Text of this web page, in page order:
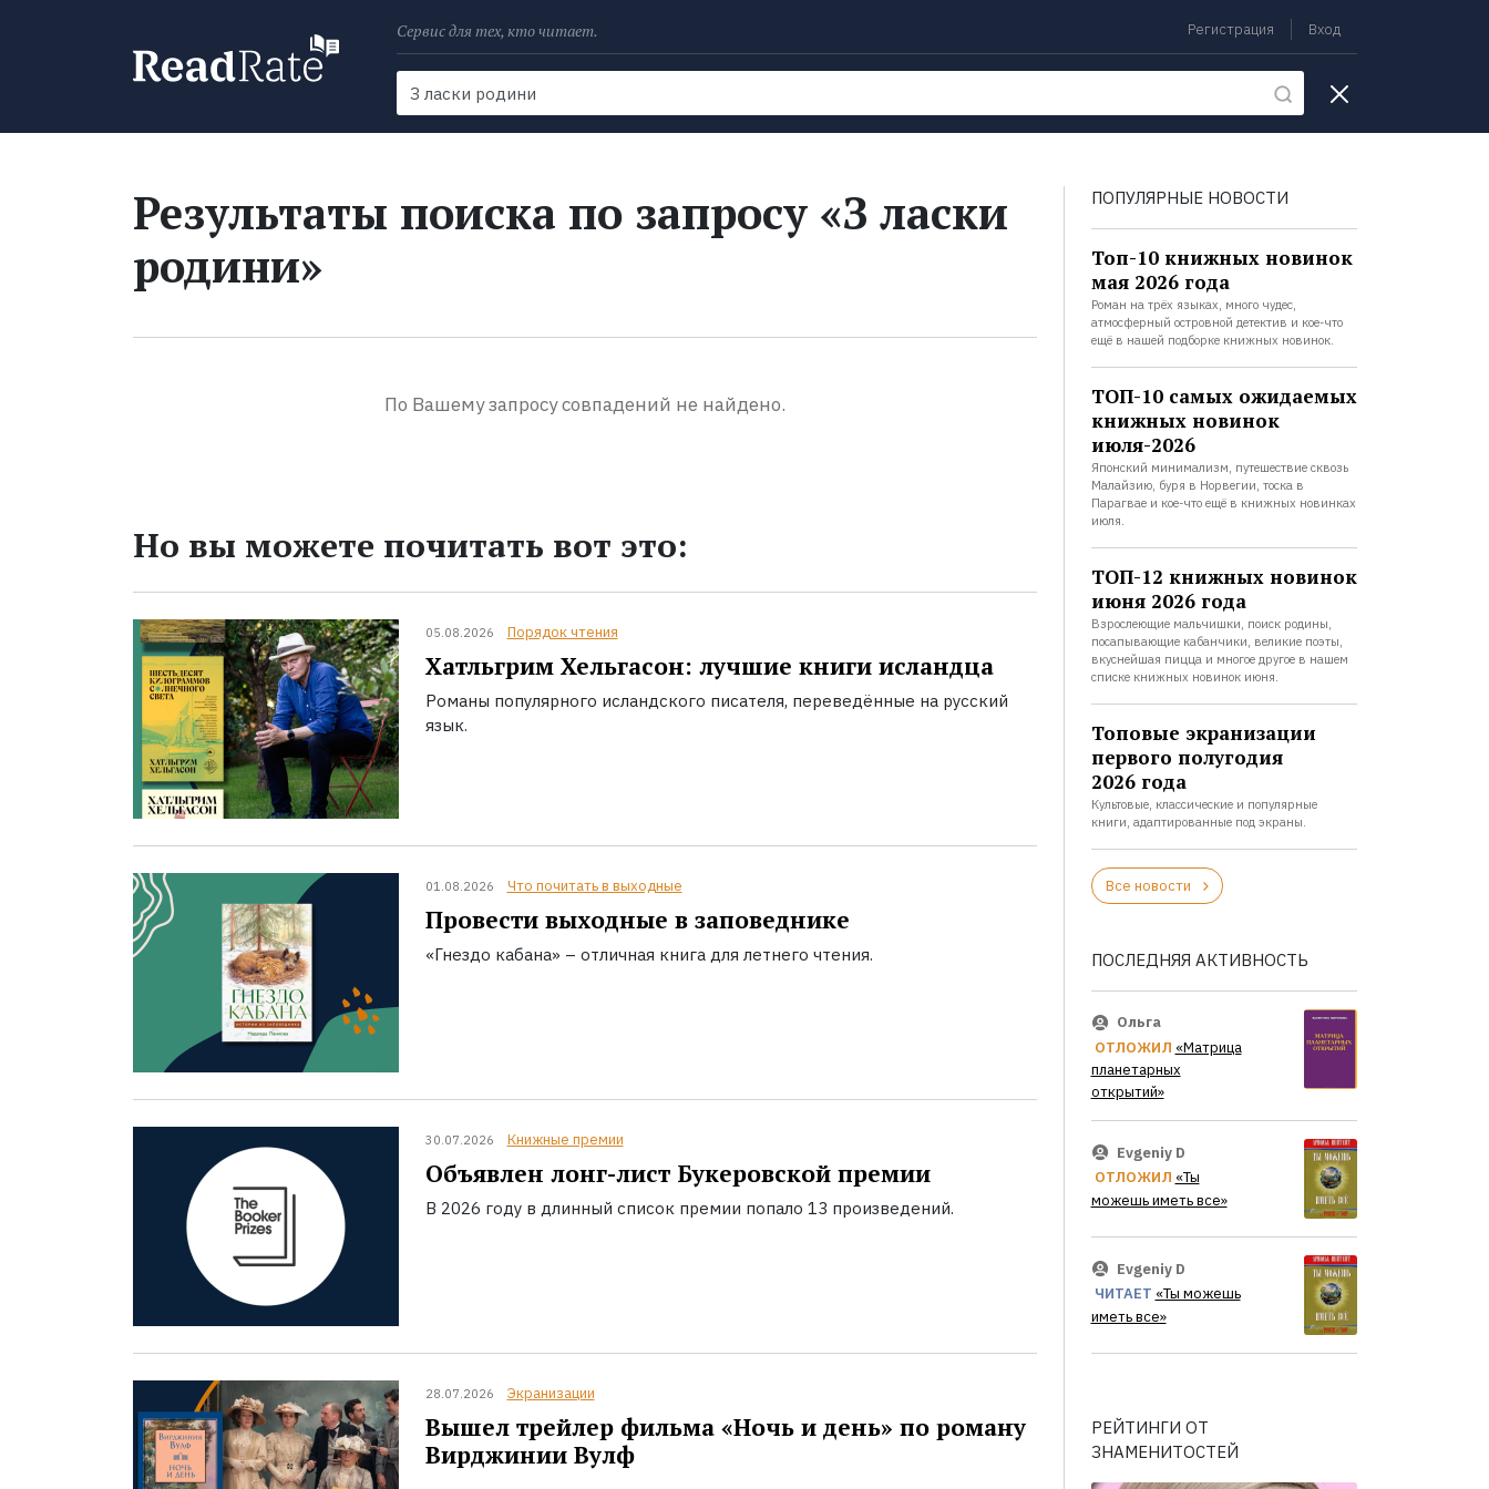
Сервис для тех, кто читает. Регистрация Вход
Поиск
Новости Рейтинги
Результаты поиска по запросу «З ласки
родини»
По Вашему запросу совпадений не найдено.
Но вы можете почитать вот это:
05.08.2026 Порядок чтения
Хатльгрим Хельгасон: лучшие книги исландца
Романы популярного исландского писателя, переведённые на русский
язык.
01.08.2026 Что почитать в выходные
Провести выходные в заповеднике
«Гнездо кабана» – отличная книга для летнего чтения.
30.07.2026 Книжные премии
Объявлен лонг-лист Букеровской премии
В 2026 году в длинный список премии попало 13 произведений.
28.07.2026 Экранизации
Вышел трейлер фильма «Ночь и день» по роману
Вирджинии Вулф
ПОПУЛЯРНЫЕ НОВОСТИ
Топ-10 книжных новинок
мая 2026 года
Роман на трёх языках, много чудес,
атмосферный островной детектив и кое-что
ещё в нашей подборке книжных новинок.
ТОП-10 самых ожидаемых
книжных новинок
июля-2026
Японский минимализм, путешествие сквозь
Малайзию, буря в Норвегии, тоска в
Парагвае и кое-что ещё в книжных новинках
июля.
ТОП-12 книжных новинок
июня 2026 года
Взрослеющие мальчишки, поиск родины,
посапывающие кабанчики, великие поэты,
вкуснейшая пицца и многое другое в нашем
списке книжных новинок июня.
Топовые экранизации
первого полугодия
2026 года
Культовые, классические и популярные
книги, адаптированные под экраны.
Все новости
ПОСЛЕДНЯЯ АКТИВНОСТЬ
Ольга
ОТЛОЖИЛ «Матрица
планетарных
открытий»
Evgeniy D
ОТЛОЖИЛ «Ты
можешь иметь все»
Evgeniy D
ЧИТАЕТ «Ты можешь
иметь все»
РЕЙТИНГИ ОТ
ЗНАМЕНИТОСТЕЙ